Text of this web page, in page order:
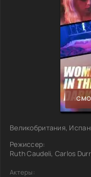
Великобритания,
Режиссер:
Ruth Caudeli, Carlos
Актеры: